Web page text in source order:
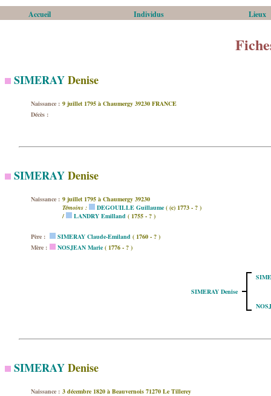
Accueil Individus Lieux
SIMERAYDenise
Naissance : 9 juillet 1795 à Chaumergy 39230 FRANCE
Décès :
SIMERAYDenise
Naissance : 9 juillet 1795 à Chaumergy 39230
Témoins :
DEGOUILLE Guillaume ( (c) 1773 - ? )
/
LANDRY Emilland ( 1755 - ? )
Père : SIMERAY Claude-Emiland ( 1760 - ? )
Mère :
NOSJEAN Marie ( 1776 - ? )
SIMERAY Denise
SIMERAYDenise
Naissance : 3 décembre 1820 à Beauvernois 71270 Le Tillerey